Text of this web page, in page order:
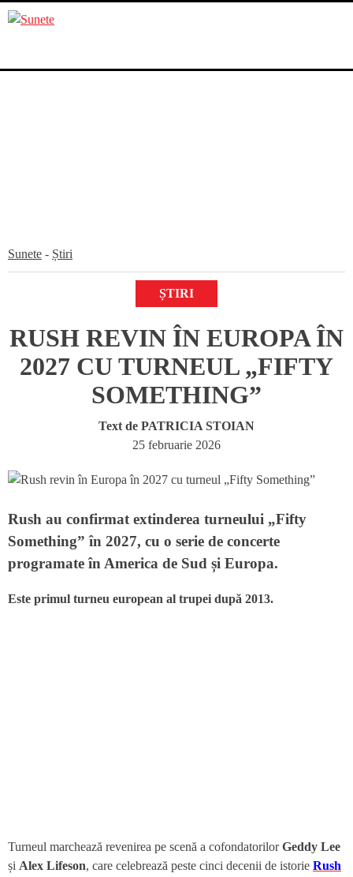
Sunete - Știri
ȘTIRI
RUSH REVIN ÎN EUROPA ÎN
2027 CU TURNEUL „FIFTY
SOMETHING”
Text de PATRICIA STOIAN
25 februarie 2026
Rush au confirmat extinderea turneului „Fifty
Something” în 2027, cu o serie de concerte
programate în America de Sud și Europa.
Este primul turneu european al trupei după 2013.
Turneul marchează revenirea pe scenă a cofondatorilorGeddy Lee
și Alex Lifeson, care celebrează peste cinci decenii de istorie Rush